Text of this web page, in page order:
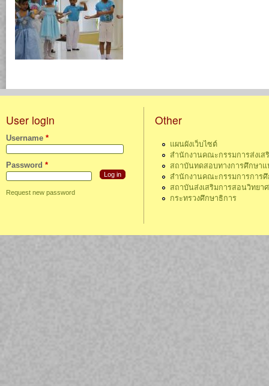
User login
Username *
Password *
Request new password
Other
แผนผังเว็บไซต์
สำนักงานคณะกรรมการส่งเ
สถาบันทดสอบทางการศึกษา
สำนักงานคณะกรรมการการ
สถาบันส่งเสริมการสอนวิทยา
กระทรวงศึกษาธิการ